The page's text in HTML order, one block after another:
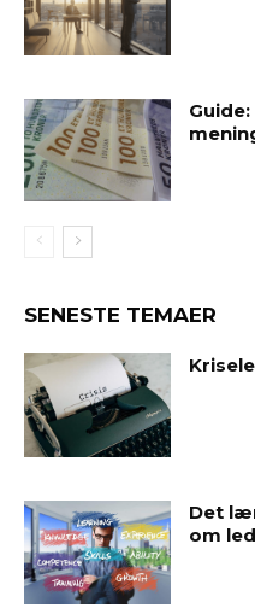
SENESTE TEMAER
Det
om